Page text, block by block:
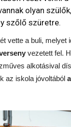
olyan
szőlő szüretre.
vette a buli, melyet
vezetett fel.
alkotásival
az iskola jóvoltából